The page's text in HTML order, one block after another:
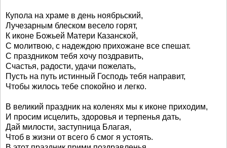
Купола на храме в день ноябрьский,
Лучезарным блеском весело горят,
К иконе Божьей Матери Казанской,
С молитвою, с надеждою прихожане все спешат.
С праздником тебя хочу поздравить,
Счастья, радости, удачи пожелать,
Пусть на путь истинный Господь тебя направит,
Чтобы жилось тебе спокойно и легко.
В великий праздник на коленях мы к иконе приходим,
И просим исцелить, здоровья и терпенья дать,
Дай милости, заступница Благая,
Чтоб в жизни от всего б смог я устоять.